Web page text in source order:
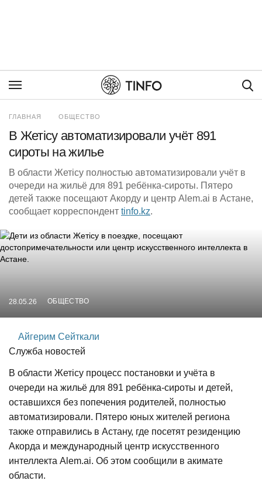
ГЛАВНАЯ ОБЩЕСТВО
В Жетісу автоматизировали учёт 891
сироты на жилье
В области Жетісу полностью автоматизировали учёт в
очереди на жильё для 891 ребёнка-сироты. Пятеро
детей также посещают Акорду и центр Alem.ai в Астане,
сообщает корреспондент tinfo.kz.
28.05.26 ОБЩЕСТВО
Айгерим Сейткали
Служба новостей
В области Жетісу процесс постановки и учёта в
очереди на жильё для 891 ребёнка-сироты и детей,
оставшихся без попечения родителей, полностью
автоматизировали. Пятеро юных жителей региона
также отправились в Астану, где посетят резиденцию
Акорда и международный центр искусственного
интеллекта Alem.ai. Об этом сообщили в акимате
области.